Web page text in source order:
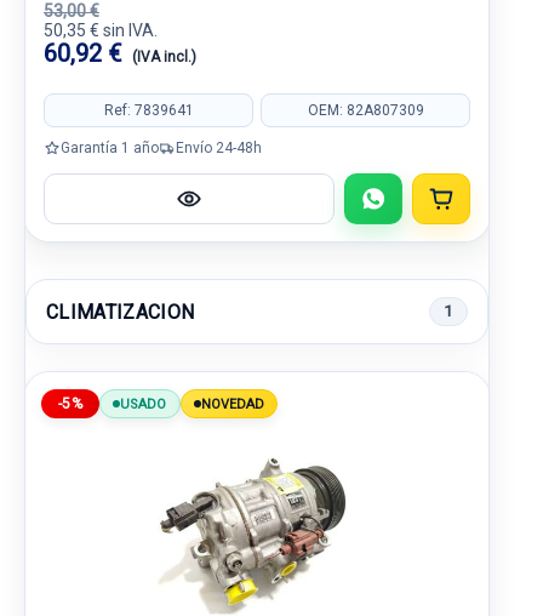
53,00 €
50,35 € sin IVA.
60,92 € (IVA incl.)
Ref: 7839641 OEM: 82A807309
Garantía 1 año Envío 24-48h
CLIMATIZACION 1
-5% USADO NOVEDAD